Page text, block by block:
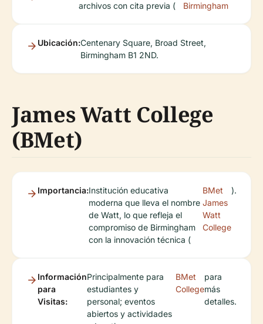
archivos con cita previa (
Birmingham
Ubicación:Centenary Square, Broad Street,
Birmingham B1 2ND.
James Watt College
(BMet)
Importancia:Institución educativa
moderna que lleva el nombre
de Watt, lo que refleja el
compromiso de Birmingham
con la innovación técnica (
BMet
James
Watt
College
).
Información
para
Visitas:
Principalmente para
estudiantes y
personal; eventos
abiertos y actividades
BMet
College
para
más
detalles.